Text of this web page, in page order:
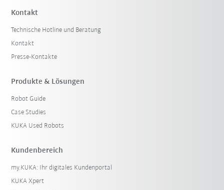
Kontakt
Technische Hotline und Beratung
Kontakt
Presse-Kontakte
Produkte & Lösungen
Robot Guide
Case Studies
KUKA Used Robots
Kundenbereich
my.KUKA: Ihr digitales Kundenportal
KUKA Xpert